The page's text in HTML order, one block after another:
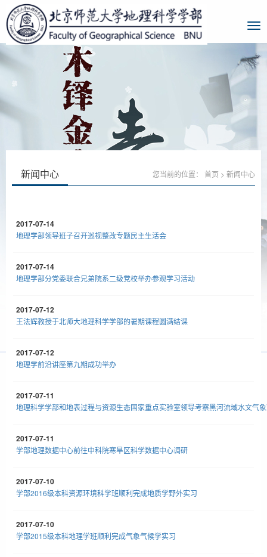
新闻中心 您当前的位置： 首页 > 新闻中心
2017-07-14
地理学部领导班子召开巡视整改专题民主生活会
2017-07-14
地理学部分党委联合兄弟院系二级党校举办参观学习活动
2017-07-12
王法辉教授于北师大地理科学学部的暑期课程圆满结课
2017-07-12
地理学前沿讲座第九期成功举办
2017-07-11
地理科学学部和地表过程与资源生态国家重点实验室领导考察黑河流域水文气
2017-07-11
学部地理数据中心前往中科院寒旱区科学数据中心调研
2017-07-10
学部2016级本科资源环境科学班顺利完成地质学野外实习
2017-07-10
学部2015级本科地理学班顺利完成气象气候学实习